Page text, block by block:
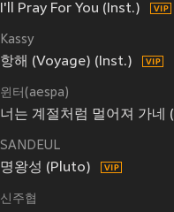
I'll Pray For You (Inst.)
Kassy
항해 (Voyage) (Inst.)
윈터(aespa)
SANDEUL
명왕성 (Pluto)
신주협